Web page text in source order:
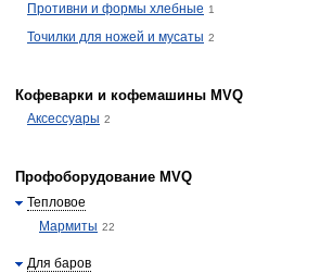
Противни и формы хлебные 1
Точилки для ножей и мусаты 2
Кофеварки и кофемашины MVQ
Аксессуары 2
Профоборудование MVQ
Тепловое
Мармиты 22
Для баров